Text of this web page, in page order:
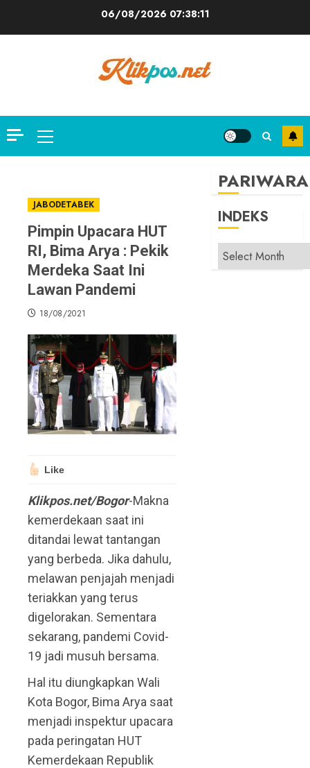
06/08/2026 07:38:12
Primary
Menu
JABODETABEK
Pimpin Upacara HUT
RI, Bima Arya : Pekik
Merdeka Saat Ini
Lawan Pandemi
18/08/2021
Like
Klikpos.net/Bogor-Makna
kemerdekaan saat ini
ditandai lewat tantangan
yang berbeda. Jika dahulu,
melawan penjajah menjadi
teriakkan yang terus
digelorakan. Sementara
sekarang, pandemi Covid-
19 jadi musuh bersama.
Hal itu diungkapkan Wali
Kota Bogor, Bima Arya saat
menjadi inspektur upacara
pada peringatan HUT
Kemerdekaan Republik
PARIWARA
INDEKS
INDEKS